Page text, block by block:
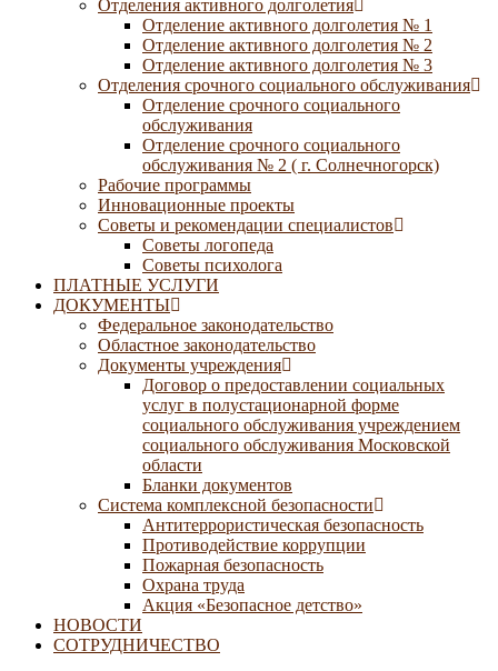
Отделения активного долголетия
Отделение активного долголетия № 1
Отделение активного долголетия № 2
Отделение активного долголетия № 3
Отделения срочного социального обслуживания
Отделение срочного социального
обслуживания
Отделение срочного социального
обслуживания № 2 ( г. Солнечногорск)
Рабочие программы
Инновационные проекты
Советы и рекомендации специалистов
Советы логопеда
Советы психолога
ПЛАТНЫЕ УСЛУГИ
ДОКУМЕНТЫ
Федеральное законодательство
Областное законодательство
Документы учреждения
Договор о предоставлении социальных
услуг в полустационарной форме
социального обслуживания учреждением
социального обслуживания Московской
области
Бланки документов
Система комплексной безопасности
Антитеррористическая безопасность
Противодействие коррупции
Пожарная безопасность
Охрана труда
Акция «Безопасное детство»
НОВОСТИ
СОТРУДНИЧЕСТВО